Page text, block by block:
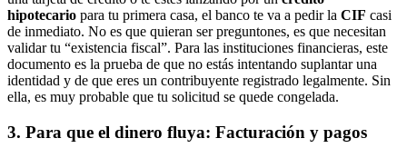
hipotecario para tu primera casa, el banco te va a pedir la CIF casi
de inmediato. No es que quieran ser preguntones, es que necesitan
validar tu “existencia fiscal”. Para las instituciones financieras, este
documento es la prueba de que no estás intentando suplantar una
identidad y de que eres un contribuyente registrado legalmente. Sin
ella, es muy probable que tu solicitud se quede congelada.
3. Para que el dinero fluya: Facturación y pagos